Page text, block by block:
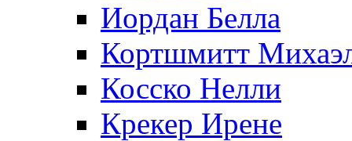
Иордан Белла
Кортшмитт
Косско Нелли
Крекер Ирене